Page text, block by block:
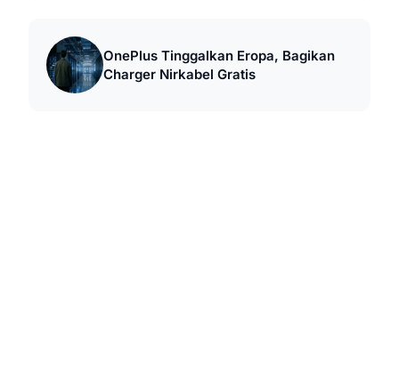
OnePlus Tinggalkan Eropa, Bagikan
Charger Nirkabel Gratis